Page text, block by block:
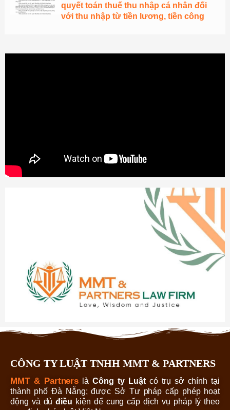
quyết toán thuế thu nhập cá nhân đối
với thu nhập từ tiền lương, tiền công
CÔNG TY LUẬT TNHH MMT & PARTNERS
MMT & Partners làCông ty Luậtcó trụ sở chính tại
thành phố Đà Nẵng; được Sở Tư pháp cấp phép hoạt
động và đủđiều kiện để cung cấp dịch vụ pháp lý theo